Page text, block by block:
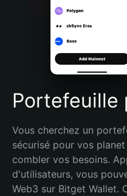
Português (Brasil)
Español (Argentina)
Portefeuille
Vous cherchez un
sécurisé pour vos planet
combler vos besoins.
d'utilisateurs, vous
Web3 sur Bitget Wallet.